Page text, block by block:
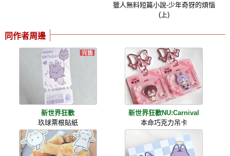
獵人無料短篇小說-少年奇犽的煩惱
(上)
同作者周邊
新世界狂歡
玖球票根貼紙
新世界狂歡NU:Carnival
本命巧克力吊卡